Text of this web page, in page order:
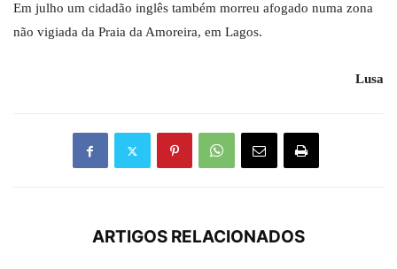
Em julho um cidadão inglês também morreu afogado numa zona
não vigiada da Praia da Amoreira, em Lagos.
Lusa
ARTIGOS RELACIONADOS